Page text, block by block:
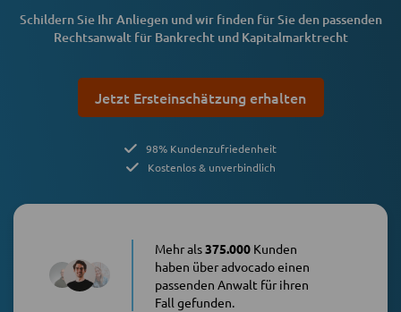
Schildern Sie Ihr Anliegen und wir finden für Sie den passenden
Rechtsanwalt für Bankrecht und Kapitalmarktrecht
Jetzt Ersteinschätzung erhalten
98% Kundenzufriedenheit
Kostenlos & unverbindlich
Mehr als375.000Kunden
haben über advocado einen
passenden Anwalt für ihren
Fall gefunden.